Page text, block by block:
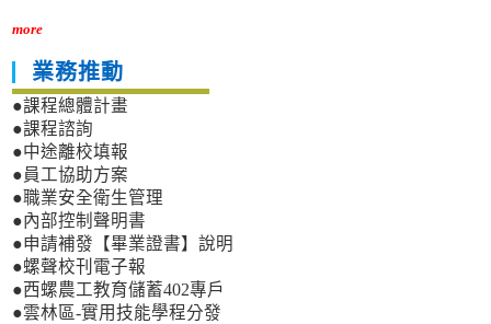
more
業務推動
●課程總體計畫
●課程諮詢
●中途離校填報
●員工協助方案
●職業安全衛生管理
●內部控制聲明書
●申請補發【畢業證書】說明
●螺聲校刊電子報
●西螺農工教育儲蓄402專戶
●雲林區-實用技能學程分發